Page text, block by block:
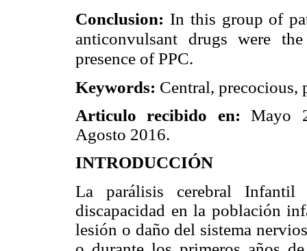
Conclusion: In this group of
anticonvulsant drugs were
presence of PPC.
Keywords: Central, precocious,
Articulo recibido en:Mayo
Agosto 2016.
INTRODUCCIÓN
La parálisis cerebral
discapacidad en la población
lesión o daño del sistema